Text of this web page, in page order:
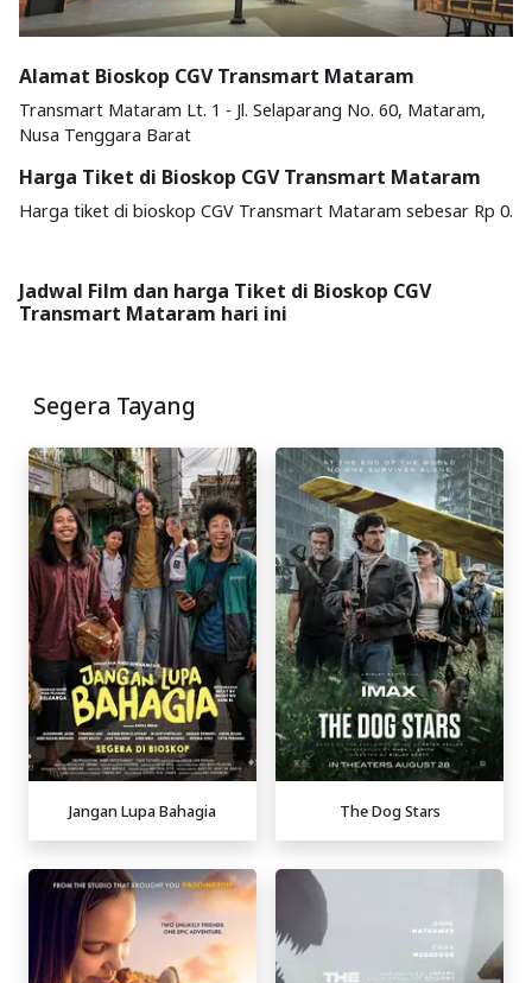
Alamat Bioskop CGV Transmart Mataram
Transmart Mataram Lt. 1 - Jl. Selaparang No. 60, Mataram,
Nusa Tenggara Barat
Harga Tiket di Bioskop CGV Transmart Mataram
Harga tiket di bioskop CGV Transmart Mataram sebesar Rp 0.
Jadwal Film dan harga Tiket di Bioskop CGV
Transmart Mataram hari ini
Segera Tayang
Jangan Lupa Bahagia The Dog Stars